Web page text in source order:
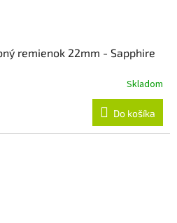
remienok 22mm - Sapphire
Skladom
Do košíka